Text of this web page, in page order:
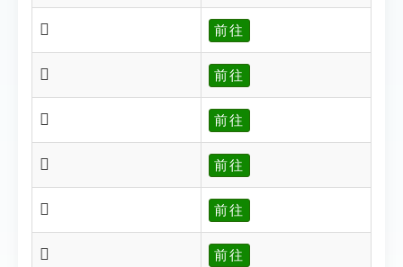
𥈾 前往
𥈿 前往
𥉀 前往
𥉁 前往
𥉂 前往
𥉃 前往